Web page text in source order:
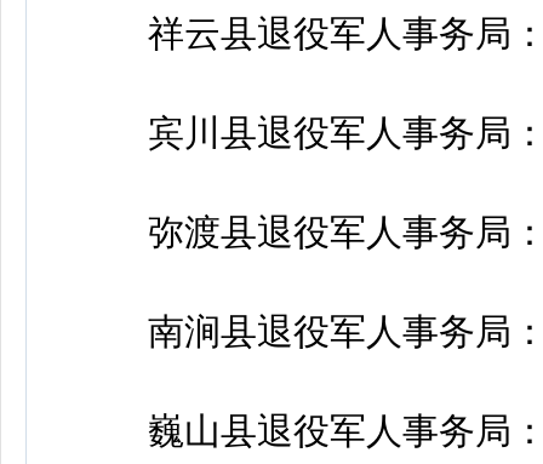
祥云县退役军人事务局
宾川县退役军人事务局
弥渡县退役军人事务局
南涧县退役军人事务局
巍山县退役军人事务局